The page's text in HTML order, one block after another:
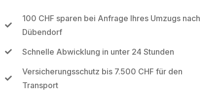
100 CHF sparen bei Anfrage Ihres Umzugs nach
Dübendorf
Schnelle Abwicklung in unter 24 Stunden
Versicherungsschutz bis 7.500 CHF für den
Transport